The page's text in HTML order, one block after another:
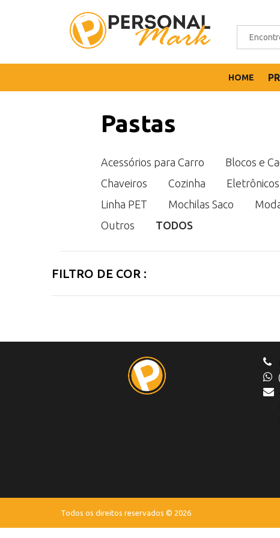
HOME
Pastas
Acessórios para Carro Blocos e
Chaveiros
Cozinha Eletrônicos
Linha PET
Mochilas Saco
Outros
TODOS
FILTRO DE COR :
Todos os direitos reservados © 2026